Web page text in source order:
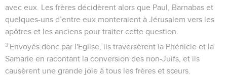
avec eux. Les frères décidèrent alors que Paul, Barnabas et
quelques-uns d’entre eux monteraient à Jérusalem vers les
apôtres et les anciens pour traiter cette question.
3 Envoyés donc par l'Eglise, ils traversèrent la Phénicie et la
Samarie en racontant la conversion des non-Juifs, et ils
causèrent une grande joie à tous les frères et sœurs.